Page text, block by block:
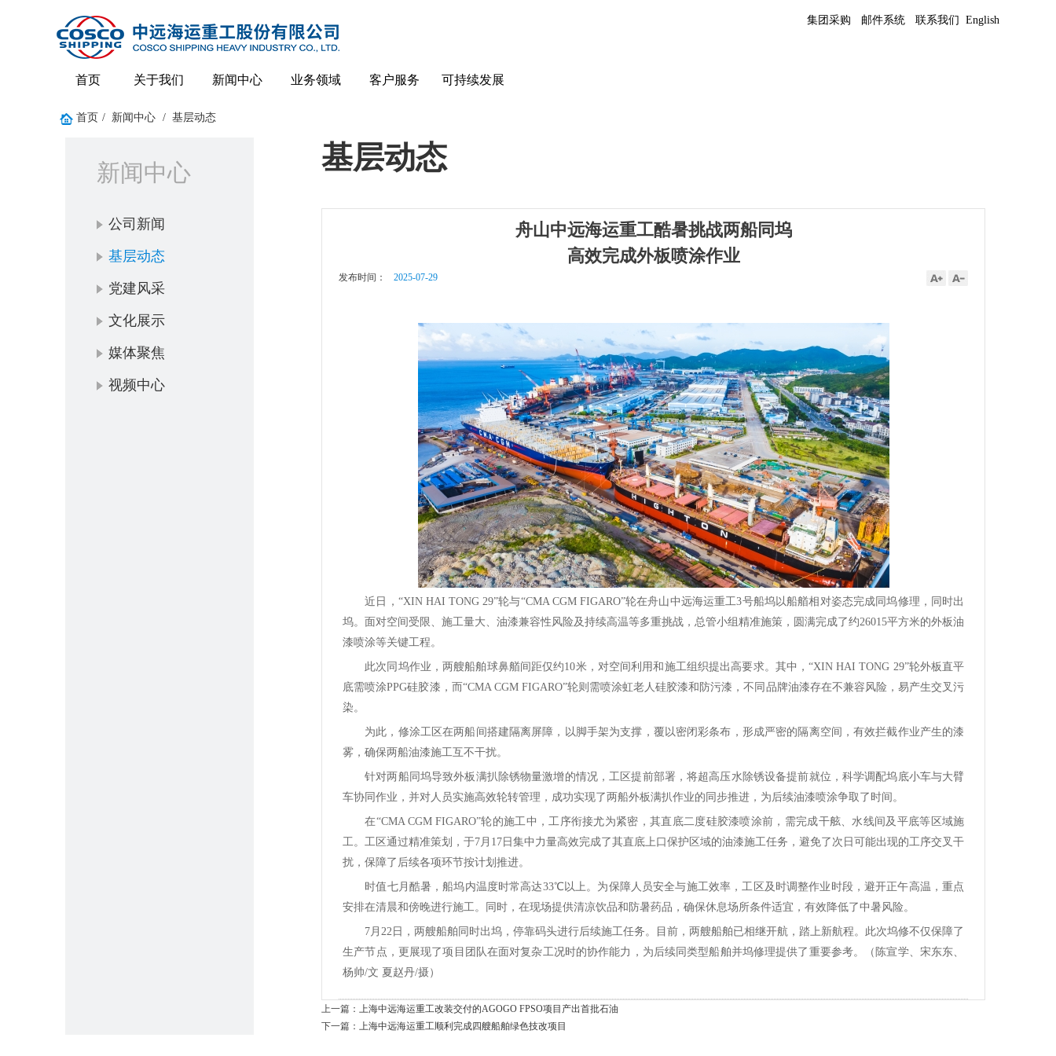
集团采购 邮件系统 联系我们 English
首页 关于我们 新闻中心 业务领域 客户服务 可持续发展
首页 / 新闻中心 / 基层动态
新闻中心
公司新闻
基层动态
党建风采
文化展示
媒体聚焦
视频中心
基层动态
舟山中远海运重工酷暑挑战两船同坞
高效完成外板喷涂作业
发布时间： 2025-07-29
近日，“XIN HAI TONG 29”轮与“CMA CGM FIGARO”轮在舟山中远海运重工3号船坞以船艏相对姿态完成同坞修理，同时出
坞。面对空间受限、施工量大、油漆兼容性风险及持续高温等多重挑战，总管小组精准施策，圆满完成了约26015平方米的外板油
漆喷涂等关键工程。
此次同坞作业，两艘船舶球鼻艏间距仅约10米，对空间利用和施工组织提出高要求。其中，“XIN HAI TONG 29”轮外板直平
底需喷涂PPG硅胶漆，而“CMA CGM FIGARO”轮则需喷涂虹老人硅胶漆和防污漆，不同品牌油漆存在不兼容风险，易产生交叉污
染。
为此，修涂工区在两船间搭建隔离屏障，以脚手架为支撑，覆以密闭彩条布，形成严密的隔离空间，有效拦截作业产生的漆
雾，确保两船油漆施工互不干扰。
针对两船同坞导致外板满扒除锈物量激增的情况，工区提前部署，将超高压水除锈设备提前就位，科学调配坞底小车与大臂
车协同作业，并对人员实施高效轮转管理，成功实现了两船外板满扒作业的同步推进，为后续油漆喷涂争取了时间。
在“CMA CGM FIGARO”轮的施工中，工序衔接尤为紧密，其直底二度硅胶漆喷涂前，需完成干舷、水线间及平底等区域施
工。工区通过精准策划，于7月17日集中力量高效完成了其直底上口保护区域的油漆施工任务，避免了次日可能出现的工序交叉干
扰，保障了后续各项环节按计划推进。
时值七月酷暑，船坞内温度时常高达33℃以上。为保障人员安全与施工效率，工区及时调整作业时段，避开正午高温，重点
安排在清晨和傍晚进行施工。同时，在现场提供清凉饮品和防暑药品，确保休息场所条件适宜，有效降低了中暑风险。
7月22日，两艘船舶同时出坞，停靠码头进行后续施工任务。目前，两艘船舶已相继开航，踏上新航程。此次坞修不仅保障了
生产节点，更展现了项目团队在面对复杂工况时的协作能力，为后续同类型船舶并坞修理提供了重要参考。（陈宣学、宋东东、
杨帅/文 夏赵丹/摄）
上一篇： 上海中远海运重工改装交付的AGOGO FPSO项目产出首批石油
下一篇： 上海中远海运重工顺利完成四艘船舶绿色技改项目